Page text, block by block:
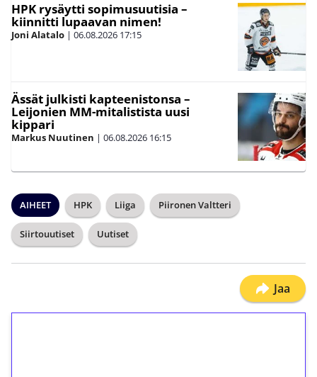
HPK rysäytti sopimusuutisia –
kiinnitti lupaavan nimen!
Joni Alatalo | 06.08.2026 17:15
Ässät julkisti kapteenistonsa –
Leijonien MM-mitalistista uusi
kippari
Markus Nuutinen | 06.08.2026 16:15
AIHEET HPK Liiga Piironen Valtteri
Siirtouutiset Uutiset
Jaa